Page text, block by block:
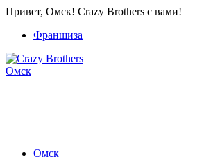
Привет, Омск! Crazy Brothers с вами!|
Франшиза
Омск
Омск